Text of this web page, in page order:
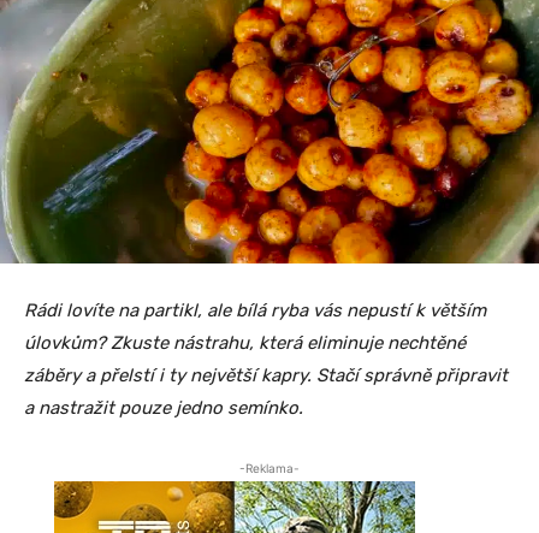
Rádi lovíte na partikl, ale bílá ryba vás nepustí k větším
úlovkům? Zkuste nástrahu, která eliminuje nechtěné
záběry a přelstí i ty největší kapry. Stačí správně připravit
a nastražit pouze jedno semínko.
-Reklama-